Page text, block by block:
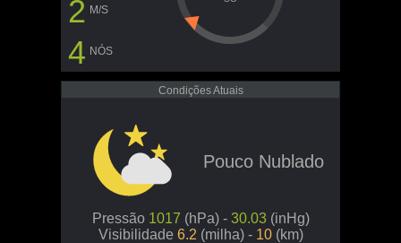
2 M/S
4 NÓS
Condições Atuais
Pouco Nublado
Pressão 1017 (hPa) - 30.03 (inHg)
Visibilidade 6.2 (milha) - 10 (km)